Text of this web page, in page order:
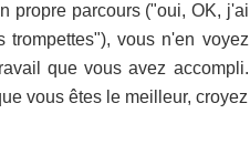
propre parcours ("oui, OK, j'ai
vous n'en voyez
que vous avez accompli.
vous êtes le meilleur, croyez